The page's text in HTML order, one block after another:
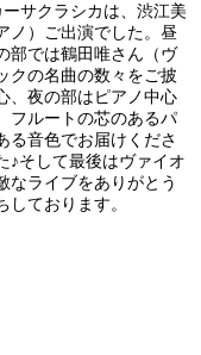
サクラシカは、渋江美
ノ）ご出演でした。昼
部では鶴田唯さん（ヴ
クの名曲の数々をご披
、夜の部はピアノ中心
フルートの芯のあるパ
る音色でお届けくださ
♪そして最後はヴァイオ
なライブをありがとう
ております。